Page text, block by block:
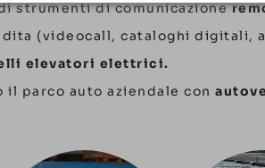
strumenti di comunicazione
(videocall, cataloghi digitali,
elevatori elettrici.
il parco auto aziendale con